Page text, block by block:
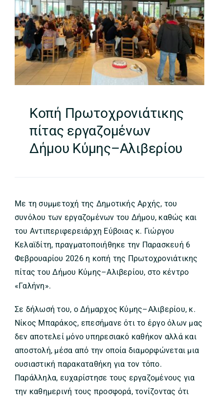
Κοπή Πρωτοχρονιάτικης
πίτας εργαζομένων
Δήμου Κύμης–Αλιβερίου
Με τη συμμετοχή της Δημοτικής Αρχής, του
συνόλου των εργαζομένων του Δήμου, καθώς και
του Αντιπεριφερειάρχη Εύβοιας κ. Γιώργου
Κελαϊδίτη, πραγματοποιήθηκε την Παρασκευή 6
Φεβρουαρίου 2026 η κοπή της Πρωτοχρονιάτικης
πίτας του Δήμου Κύμης–Αλιβερίου, στο κέντρο
«Γαλήνη».
Σε δήλωσή του, ο Δήμαρχος Κύμης–Αλιβερίου, κ.
Νίκος Μπαράκος, επεσήμανε ότι το έργο όλων μας
δεν αποτελεί μόνο υπηρεσιακό καθήκον αλλά και
αποστολή, μέσα από την οποία διαμορφώνεται μια
ουσιαστική παρακαταθήκη για τον τόπο.
Παράλληλα, ευχαρίστησε τους εργαζομένους για
την καθημερινή τους προσφορά, τονίζοντας ότι